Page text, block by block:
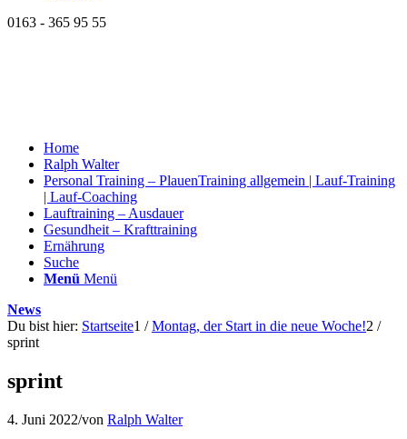
0163 - 365 95 55
Home
Ralph Walter
Personal Training – PlauenTraining allgemein | Lauf-Training
| Lauf-Coaching
Lauftraining – Ausdauer
Gesundheit – Krafttraining
Ernährung
Suche
Menü Menü
News
Du bist hier: Startseite1 / Montag, der Start in die neue Woche!2 /
sprint
sprint
4. Juni 2022/von Ralph Walter